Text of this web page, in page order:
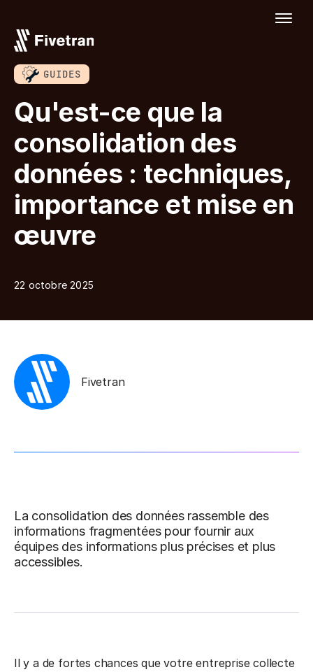
GUIDES
Qu'est-ce que la
consolidation des
données : techniques,
importance et mise en
œuvre
22 octobre 2025
Fivetran
La consolidation des données rassemble des
informations fragmentées pour fournir aux
équipes des informations plus précises et plus
accessibles.
Il y a de fortes chances que votre entreprise collecte